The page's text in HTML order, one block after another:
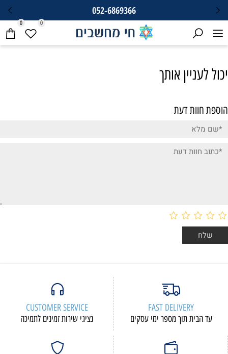
052-6869366
0 0
יכול לעניין אותך
הוספת חוות דעת
FAST DELIVERY
עד הבית תוך מספר ימי עסקים
CUSTOMER SERVICE
נציגי שירות זמינים לתמיכה